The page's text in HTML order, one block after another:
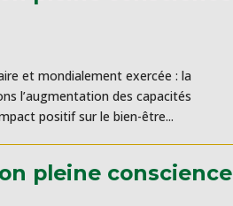
et mondialement exercée : la
l’augmentation des capacités
positif sur le bien-être...
pleine conscience